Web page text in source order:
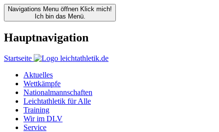
Navigations Menu öffnen Klick mich!
Ich bin das Menü.
Hauptnavigation
Startseite
Aktuelles
Wettkämpfe
Nationalmannschaften
Leichtathletik für Alle
Training
Wir im DLV
Service